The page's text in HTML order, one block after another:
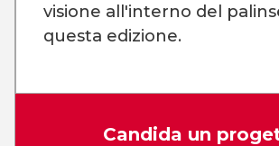
visione all'interno del
questa edizione.
Candida un